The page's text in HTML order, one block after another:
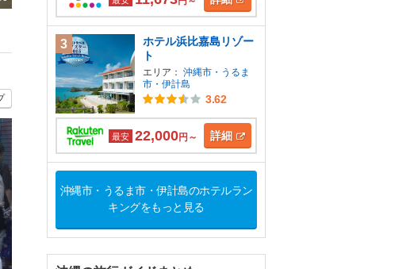
3
ホテル浜比嘉島リゾー
ト
エリア：沖縄市・うるま
市・伊計島
3.62
最安 22,000円～ 詳細
沖縄市・うるま市・伊計島のホテルラン
キングをもっと見る